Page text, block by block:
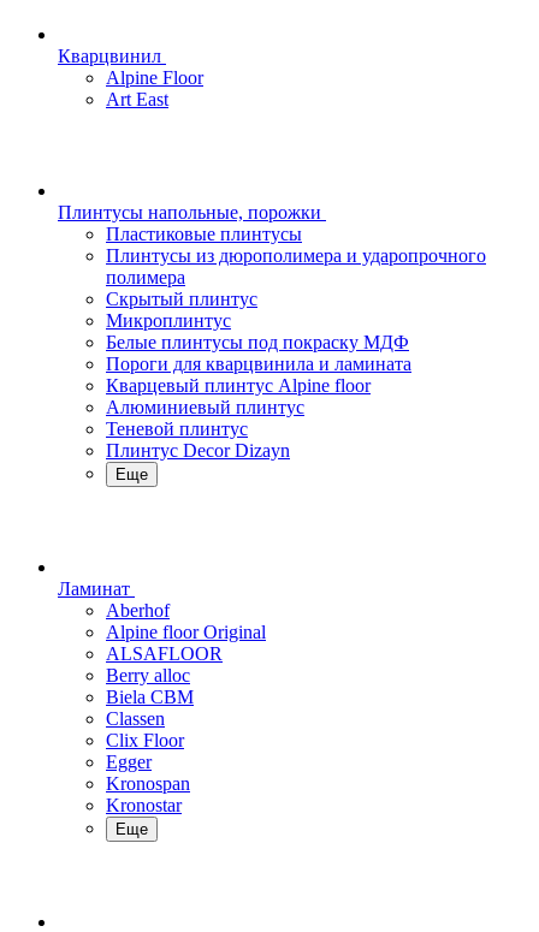
Кварцвинил
Alpine Floor
Art East
Плинтусы напольные, порожки
Пластиковые плинтусы
Плинтусы из дюрополимера и ударопрочного
полимера
Скрытый плинтус
Микроплинтус
Белые плинтусы под покраску МДФ
Пороги для кварцвинила и ламината
Кварцевый плинтус Alpine floor
Алюминиевый плинтус
Теневой плинтус
Плинтус Decor Dizayn
Еще
Ламинат
Aberhof
Alpine floor Original
ALSAFLOOR
Berry alloc
Biela CBM
Classen
Clix Floor
Egger
Kronospan
Kronostar
Еще